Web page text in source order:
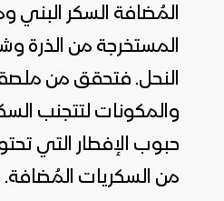
المُضافة السكر البني
المستخرجة من الذرة
النحل. فتحقق من
والمكونات لتتجنب
حبوب الإفطار التي
من السكريات